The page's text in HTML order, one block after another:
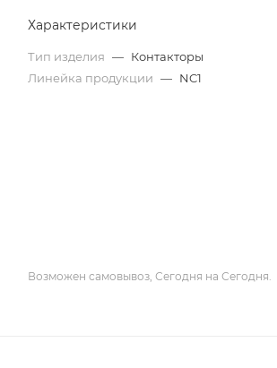
Характеристики
Тип изделия — Контакторы
Линейка продукции — NC1
Возможен самовывоз, Сегодня на Сегодня.